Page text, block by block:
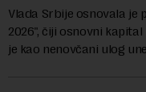
Vlada Srbije osnovala je
2026", čiji osnovni
je kao nenovčani ulog